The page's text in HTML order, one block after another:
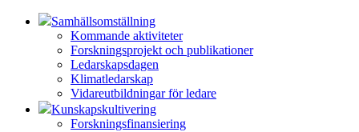
Samhällsomställning
Kommande aktiviteter
Forskningsprojekt och publikationer
Ledarskapsdagen
Klimatledarskap
Vidareutbildningar för ledare
Kunskapskultivering
Forskningsfinansiering